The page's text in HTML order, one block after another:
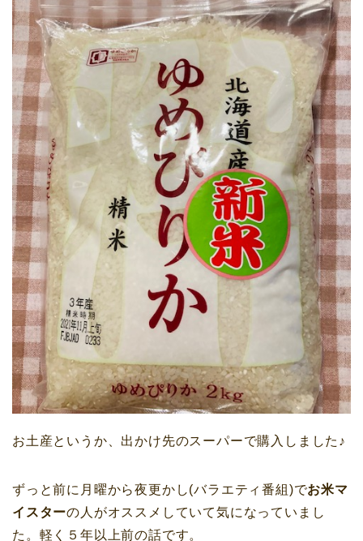
お土産というか、出かけ先のスーパーで購入しました♪
ずっと前に 月曜から夜更かし(バラエティ番組)でお米マ
イスターの人がオススメしていて気になっていまし
た。軽く５年以上前の話です。